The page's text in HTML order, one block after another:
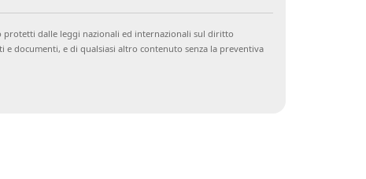
dalle leggi nazionali ed internazionali sul diritto
documenti, e di qualsiasi altro contenuto senza la preventiva